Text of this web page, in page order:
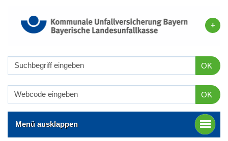
OK
OK
Menü ausklappen